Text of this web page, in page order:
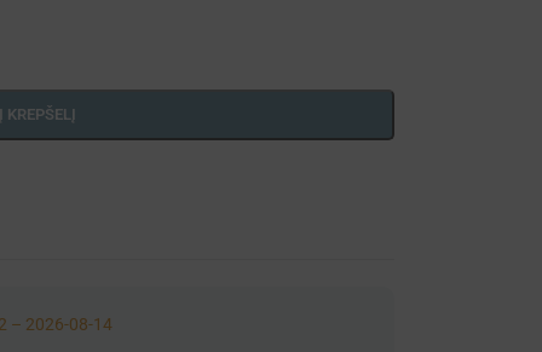
Į KREPŠELĮ
– 2026-08-14